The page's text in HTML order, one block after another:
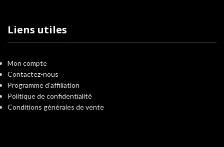
Liens utiles
Mon compte
Contactez-nous
Programme d’affiliation
Politique de confidentialité
Conditions générales de vente